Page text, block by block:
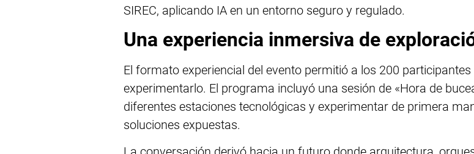
SIREC, aplicando IA en un entorno seguro y regulado.
Una experiencia inmersiva de
El formato experiencial del evento permitió a los 200
experimentarlo. El programa incluyó una sesión de «Hora de
diferentes estaciones tecnológicas y experimentar de primera
soluciones expuestas.